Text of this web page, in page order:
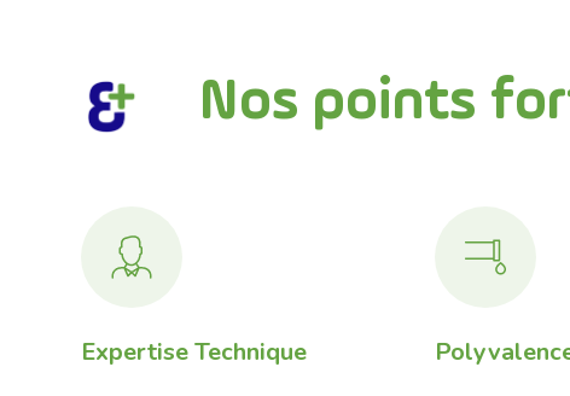
Nos points
Expertise Technique